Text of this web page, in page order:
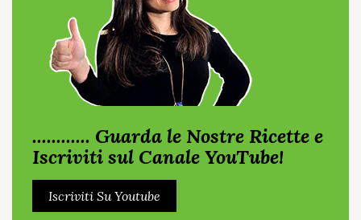
............ Guarda le Nostre Ricette e
Iscriviti sul Canale YouTube!
Iscriviti Su Youtube